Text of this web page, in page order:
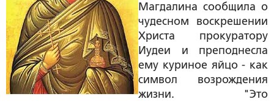
Магдалина сообщила о
чудесном воскрешении
Христа прокуратору
Иудеи и преподнесла
ему куриное яйцо - как
символ возрождения
жизни. "Это